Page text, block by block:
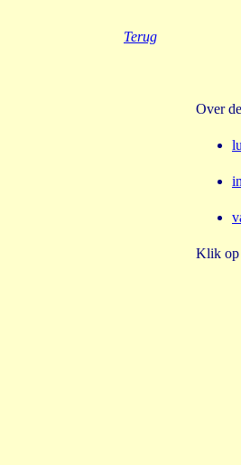
Terug
Over
Klik op